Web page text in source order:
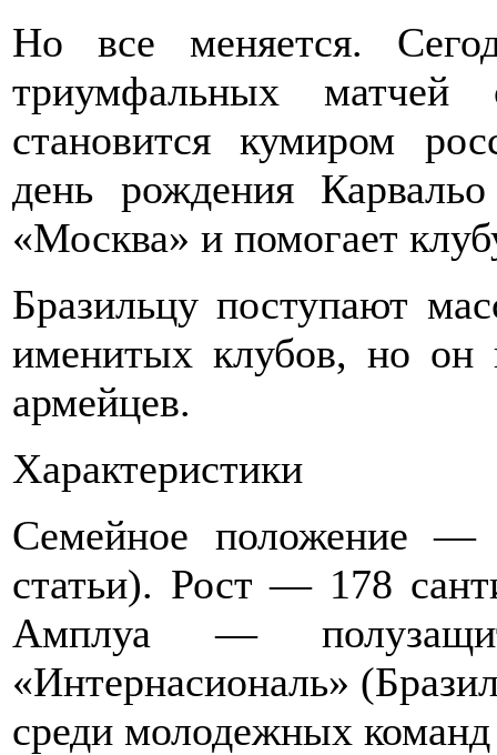
Но все меняется.
триумфальных
становится кумиром
день рождения
«Москва» и помогает
Бразильцу поступают
именитых клубов, но он
армейцев.
Характеристики
Семейное положение —
статьи). Рост — 178
Амплуа —
«Интернасиональ»
среди молодежных